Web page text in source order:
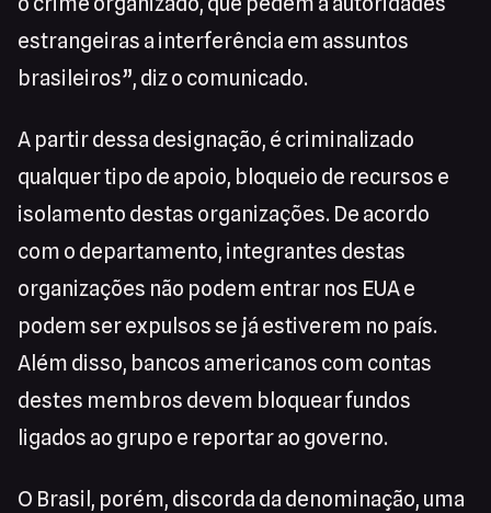
estrangeiras a interferência em assuntos
brasileiros”, diz o comunicado.
A partir dessa designação, é criminalizado
qualquer tipo de apoio, bloqueio de recursos e
isolamento destas organizações. De acordo
com o departamento, integrantes destas
organizações não podem entrar nos EUA e
podem ser expulsos se já estiverem no país.
Além disso, bancos americanos com contas
destes membros devem bloquear fundos
ligados ao grupo e reportar ao governo.
O Brasil, porém, discorda da denominação, uma